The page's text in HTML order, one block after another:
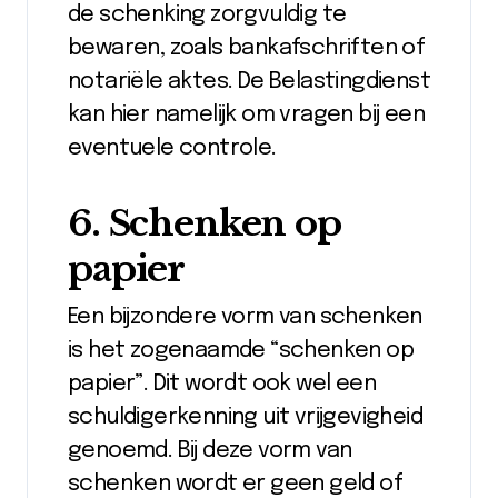
de schenking zorgvuldig te
bewaren, zoals bankafschriften of
notariële aktes. De Belastingdienst
kan hier namelijk om vragen bij een
eventuele controle.
6. Schenken op
papier
Een bijzondere vorm van schenken
is het zogenaamde “schenken op
papier”. Dit wordt ook wel een
schuldigerkenning uit vrijgevigheid
genoemd. Bij deze vorm van
schenken wordt er geen geld of